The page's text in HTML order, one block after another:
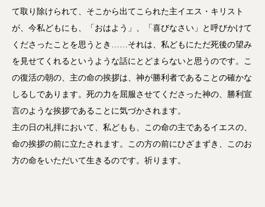
て取り除けられて、そこから出てこられた主イエス・キリスト
が、今私どもにも、「おはよう」、「喜びなさい」と呼びかけて
くださったことを思うとき……それは、私どもにただ死後の望み
を見せてくれるというような話にとどまらないと思うのです。こ
の復活の朝の、主の命の挨拶は、神が勝利者であることの確かな
しるしであります。死の力を屈服させてくださった神の、勝利宣
言のような挨拶であることに気づかされます。
主の日の礼拝において、私どもも、この命の主であるイエスの、
命の挨拶の前に立たされます。この方の前にひざまずき、このお
方の命をいただいて生きるのです。祈ります。